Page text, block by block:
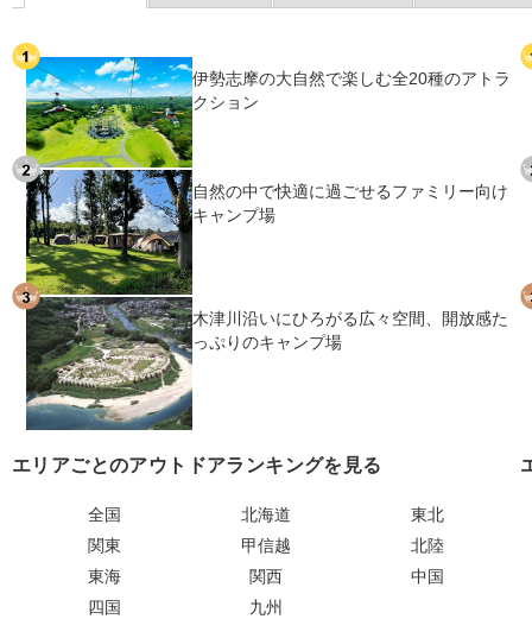
伊勢志摩の大自然で楽しむ全20種のアトラ
クション
自然の中で快適に過ごせるファミリー向け
キャンプ場
木津川沿いにひろがる広々空間、開放感た
っぷりのキャンプ場
エリアごとのアウトドアランキングを見る
全国 北海道
東北
関東
甲信越
北陸
東海
関西
中国
四国
九州